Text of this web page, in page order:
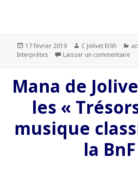
Publié
le
17 février 2019 Auteur
C Jolivet Erlih
Interprètes
Laisser un commentaire
Mana de
les «
musique
la BnF